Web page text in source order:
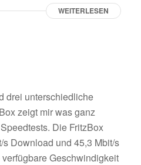
WEITERLESEN
drei unterschiedliche
zeigt mir was ganz
Die FritzBox
Download und 45,3 Mbit/s
Geschwindigkeit